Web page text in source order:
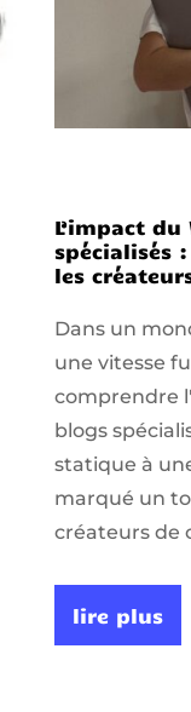
L’impact
spécialisés
les
Dans un
une vitesse
comprendre
blogs
statique à
marqué un
créateurs de
lire plus